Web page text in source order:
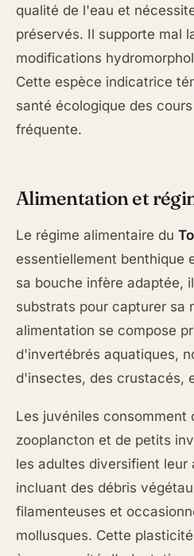
qualité de l'eau et
préservés. Il supporte mal
modifications
Cette espèce indicatrice
santé écologique des
fréquente.
Alimentation et
Le régime alimentaire du
essentiellement benthique
sa bouche infère adaptée,
substrats pour capturer sa
alimentation se compose
d'invertébrés aquatiques,
d'insectes, des crustacés,
Les juvéniles consomment
zooplancton et de petits
les adultes diversifient leur
incluant des débris
filamenteuses et
mollusques. Cette